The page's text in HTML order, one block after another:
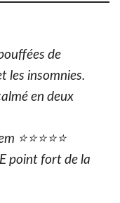
de
les insomnies.
en deux
⭐️⭐️⭐️⭐️⭐️
point fort de la